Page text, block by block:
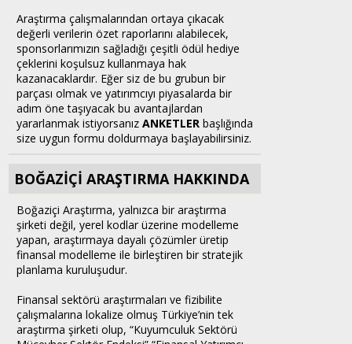
Araştırma çalışmalarından ortaya çıkacak
değerli verilerin özet raporlarını alabilecek,
sponsorlarımızın sağladığı çeşitli ödül hediye
çeklerini koşulsuz kullanmaya hak
kazanacaklardır. Eğer siz de bu grubun bir
parçası olmak ve yatırımcıyı piyasalarda bir
adım öne taşıyacak bu avantajlardan
yararlanmak istiyorsanız ANKETLER başlığında
size uygun formu doldurmaya başlayabilirsiniz.
BOĞAZİÇİ ARAŞTIRMA HAKKINDA
Boğaziçi Araştırma, yalnızca bir araştırma
şirketi değil, yerel kodlar üzerine modelleme
yapan, araştırmaya dayalı çözümler üretip
finansal modelleme ile birleştiren bir stratejik
planlama kuruluşudur.
Finansal sektörü araştırmaları ve fizibilite
çalışmalarına lokalize olmuş Türkiye’nin tek
araştırma şirketi olup, “Kuyumculuk Sektörü